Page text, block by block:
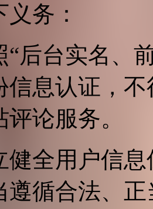
务：
“后台实名、
信息认证，
论服务。
健全用户信
遵循合法、